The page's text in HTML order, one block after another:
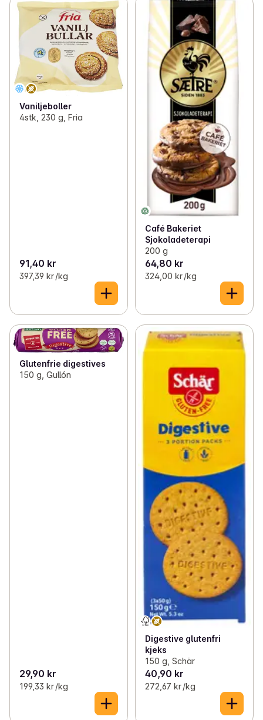
Vaniljeboller
4stk, 230 g, Fria
91,40 kr
397,39 kr /kg
Café Bakeriet
Sjokoladeterapi
200 g
64,80 kr
324,00 kr /kg
Glutenfrie digestives
150 g, Gullón
29,90 kr
199,33 kr /kg
Digestive glutenfri
kjeks
150 g, Schär
40,90 kr
272,67 kr /kg